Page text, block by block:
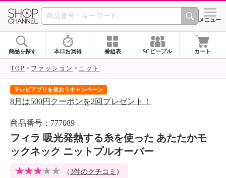
SHOP CHANNEL シメニュー
商品を探す 本日お買得 番組表 SCピープル カート
TOP ファッション ニット
テレビアプリを使おうキャンペーン
8月は500円クーポンを2回プレゼント！
商品番号：777089
フィラ 吸光発熱する糸を使った あたたかモ
ックネック ニットプルオーバー
（3件のクチコミ ）